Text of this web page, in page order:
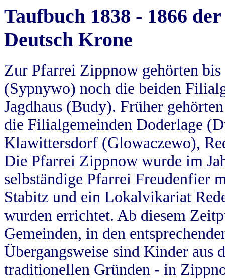
Taufbuch 1838 - 1866
Deutsch Krone
Zur Pfarrei Zippnow gehörten
(Sypnywo) noch die beiden
Jagdhaus (Budy). Früher
die Filialgemeinden Doderlage
Klawittersdorf (Glowaczewo),
Die Pfarrei Zippnow wurde im
selbständige Pfarrei Freudenfier
Stabitz und ein Lokalvikariat
wurden errichtet. Ab diesem
Gemeinden, in den
Übergangsweise sind Kinder aus
traditionellen Gründen - in